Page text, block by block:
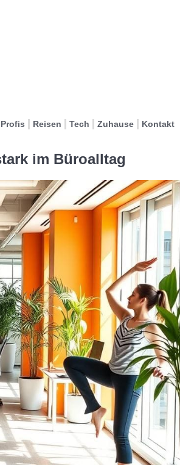
Profis Reisen Tech Zuhause Kontakt
im Büroalltag